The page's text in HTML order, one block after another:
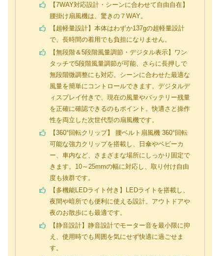
【7WAY対応設計・シーンに合わせて自由自在】
腰掛け扇風機は、驚きの７WAY。
【超軽量設計】本体はわずか137gの超軽量設計
で、長時間の着用でも負担になりません。
【無段階＆5段階風量調節・デジタル表示】ワン
タッチで5段階風量調節が可能、さらに長押しで
無段階微調整にも対応。シーンに合わせた最適な
風量を簡単にコントロールできます。デジタルデ
ィスプレイ付きで、現在の風量やバッテリー残量
を正確に確認できるのもポイント。快適さと操作
性を両立した次世代型の扇風機です。
【360°回転クリップ】 腰ベルト扇風機 360°回転
可能な強力クリップを搭載し、日傘やベビーカ
ー、車内など、さまざまな場所にしっかり固定で
きます。10～25mmの幅に対応し、取り付け自由
度も抜群です。
【多機能LEDライト付き】LEDライトを搭載し、
夜間や暗所でも便利に使える設計。アウトドアや
夜のお散歩にも最適です。
【静音設計】静音設計でモーター音を最小限に抑
え、使用時でも周囲を気にせず快適に過ごせま
す。